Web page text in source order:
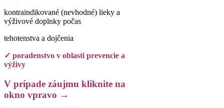
kontraindikované (nevhodné) lieky a
výživové doplnky počas
tehotenstva a dojčenia
✓ poradenstvo v oblasti prevencie a
výživy
V prípade záujmu kliknite na
okno vpravo →